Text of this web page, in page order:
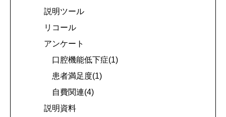
説明ツール
リコール
アンケート
口腔機能低下症(1)
患者満足度(1)
自費関連(4)
説明資料